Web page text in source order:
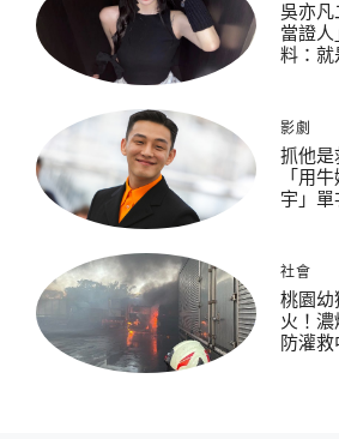
吳亦凡
當證
料：就
影劇
抓他是
「用
宇」
社會
桃園幼
火！
防灌救